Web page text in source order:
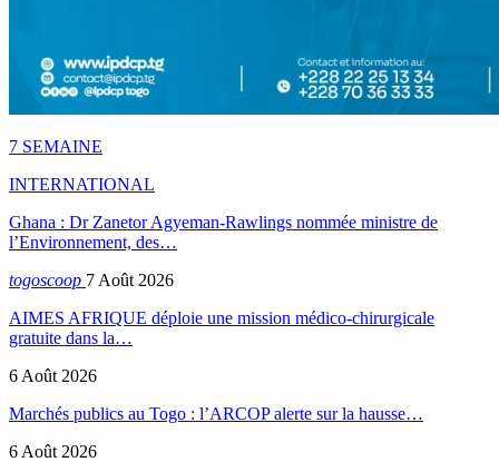
7 SEMAINE
INTERNATIONAL
Ghana : Dr Zanetor Agyeman-Rawlings nommée ministre de
l’Environnement, des…
togoscoop 7 Août 2026
AIMES AFRIQUE déploie une mission médico-chirurgicale
gratuite dans la…
6 Août 2026
Marchés publics au Togo : l’ARCOP alerte sur la hausse…
6 Août 2026